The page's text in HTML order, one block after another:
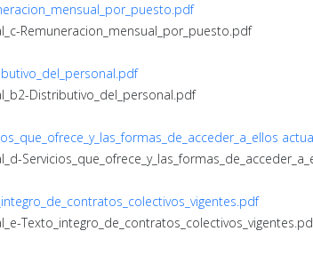
Remuneracion_mensual_por_puesto.pdf
Distributivo_del_personal.pdf